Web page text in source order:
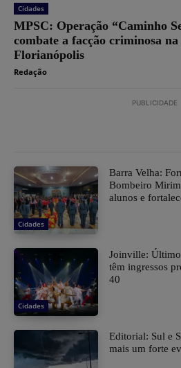
Cidades
MPSC: Operação “Caminho
combate a facção criminosa
Florianópolis
Redação
PUBLICIDADE
Cidades
Barra Velha:
Bombeiro
alunos e
Cidades
Joinville:
têm ingressos
40
Editorial: Sul e
mais um forte